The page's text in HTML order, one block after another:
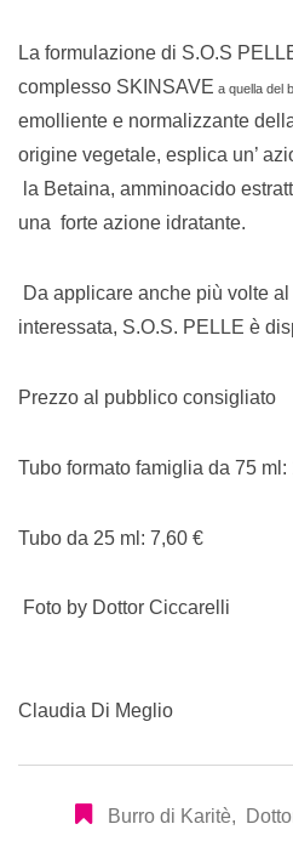
La formulazione di S.O.S
complesso SKINSAVE a quella del
emolliente e normalizzante
origine vegetale, esplica un’
la Betaina, amminoacido
una forte azione idratante.
Da applicare anche più volte
interessata, S.O.S. PELLE è
Prezzo al pubblico consigliato
Tubo formato famiglia da 75 ml:
Tubo da 25 ml: 7,60 €
Foto by Dottor Ciccarelli
Claudia Di Meglio
Burro di Karitè,